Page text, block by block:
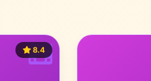
8.4